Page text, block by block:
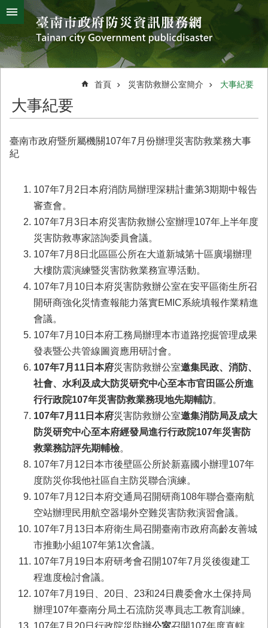
跳到主要內容區塊
搜
尋
進
階
搜
熱
字
颱
風
災
害
救
辦
府
首頁 災害防救辦公室簡介 大事紀要
大事紀要
臺南市政府暨所屬機關107年7月份辦理災害防救業務大事
紀
107年7月2日本府消防局辦理深耕計畫第3期期中報告
審查會。
107年7月3日本府災害防救辦公室辦理107年上半年度
災害防救專家諮詢委員會議。
107年7月8日北區區公所在大道新城第十區廣場辦理
大樓防震演練暨災害防救業務宣導活動。
107年7月10日本府災害防救辦公室在安平區衛生所召
開研商強化災情查報能力落實EMIC系統填報作業精進
會議。
107年7月10日本府工務局辦理本市道路挖掘管理成果
發表暨公共管線圖資應用研討會。
107年7月11日本府災害防救辦公室邀集民政、消防、
社會、水利及成大防災研究中心至本市官田區公所進
行行政院107年災害防救業務現地先期輔訪。
107年7月11日本府災害防救辦公室邀集消防局及成大
防災研究中心至本府經發局進行行政院107年災害防
救業務訪評先期輔檢。
107年7月12日本市後壁區公所於新嘉國小辦理107年
度防災你我他社區自主防災聯合演練。
107年7月12日本府交通局召開研商108年聯合臺南航
空站辦理民用航空器場外空難災害防救演習會議。
107年7月13日本府衛生局召開臺南市政府高齡友善城
市推動小組107年第1次會議。
107年7月19日本府研考會召開107年7月災後復建工
程進度檢討會議。
107年7月19日、20日、23和24日農委會水土保持局
辦理107年臺南分局土石流防災專員志工教育訓練。
107年7月20日行政院災防辦公室召開107年度直轄